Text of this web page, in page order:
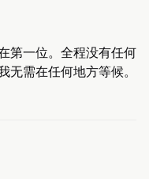
第一位。全程没有任何
无需在任何地方等候。